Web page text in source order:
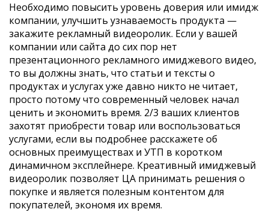
Необходимо повысить уровень доверия или имидж
компании, улучшить узнаваемость продукта —
закажите рекламный видеоролик. Если у вашей
компании или сайта до сих пор нет
презентационного рекламного имиджевого видео,
то вы должны знать, что статьи и тексты о
продуктах и услугах уже давно никто не читает,
просто потому что современный человек начал
ценить и экономить время. 2/3 ваших клиентов
захотят приобрести товар или воспользоваться
услугами, если вы подробнее расскажете об
основных преимуществах и УТП в коротком
динамичном эксплейнере. Креативный имиджевый
видеоролик позволяет ЦА принимать решения о
покупке и является полезным контентом для
покупателей, экономя их время.